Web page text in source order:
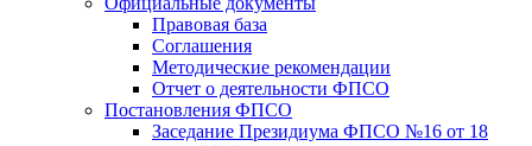
Правовая база
Соглашения
Методические рекомендации
Отчет о деятельности ФПСО
Постановления ФПСО
Заседание Президиума ФПСО №16 от 18